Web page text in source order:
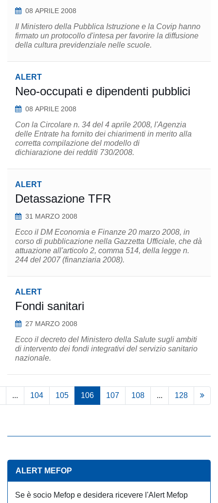
08 APRILE 2008
Il Ministero della Pubblica Istruzione e la Covip hanno
firmato un protocollo d'intesa per favorire la diffusione
della cultura previdenziale nelle scuole.
ALERT
Neo-occupati e dipendenti pubblici
08 APRILE 2008
Con la Circolare n. 34 del 4 aprile 2008, l'Agenzia
delle Entrate ha fornito dei chiarimenti in merito alla
corretta compilazione del modello di
dichiarazione dei redditi 730/2008.
ALERT
Detassazione TFR
31 MARZO 2008
Ecco il DM Economia e Finanze 20 marzo 2008, in
corso di pubblicazione nella Gazzetta Ufficiale, che dà
attuazione all'articolo 2, comma 514, della legge n.
244 del 2007 (finanziaria 2008).
ALERT
Fondi sanitari
27 MARZO 2008
Ecco il decreto del Ministero della Salute sugli ambiti
di intervento dei fondi integrativi del servizio sanitario
nazionale.
... 104 105 106 107 108 ... 128
ALERT MEFOP
Se è socio Mefop e desidera ricevere l'Alert Mefop